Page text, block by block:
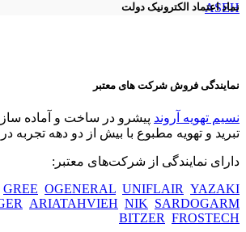
ASEH
نماد اعتماد الکترونیک دولت
نمایندگی فروش شرکت های معتبر
نسیم تهویه آروند پیشرو در ساخت و آماده
تبرید و تهویه مطبوع با بیش از دو دهه
دارای نمایندگی از شرکت‌های معتبر:
GREE OGENERAL UNIFLAIR YAZAKI
ARIATAHVIEH NIK SARDOGARM
BITZER FROSTECH